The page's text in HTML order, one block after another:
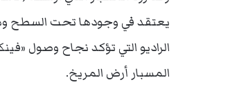
يعتقد في وجودها تحت السطح
المسبار أرض المريخ.